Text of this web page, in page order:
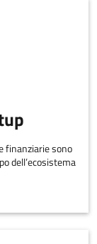
finanziarie sono
dell’ecosistema